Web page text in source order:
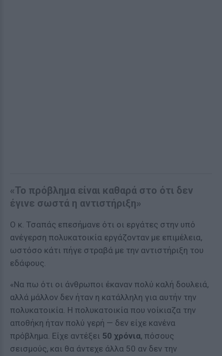
«Το πρόβλημα είναι καθαρά στο ότι δεν
έγινε σωστά η αντιστήριξη»
Ο κ. Τσαπάς επεσήμανε ότι οι εργάτες στην υπό
ανέγερση πολυκατοικία εργάζονταν με επιμέλεια,
ωστόσο κάτι πήγε στραβά με την αντιστήριξη του
εδάφους.
«Να πω ότι οι άνθρωποι έκαναν πολύ καλή δουλειά,
αλλά μάλλον δεν ήταν η κατάλληλη για αυτήν την
πολυκατοικία. Η πολυκατοικία που νοίκιαζα την
αποθήκη ήταν πολύ γερή — δεν είχε κανένα
πρόβλημα. Είχε αντέξει 50 χρόνια, πόσους
σεισμούς, και θα άντεχε άλλα 50 αν δεν την